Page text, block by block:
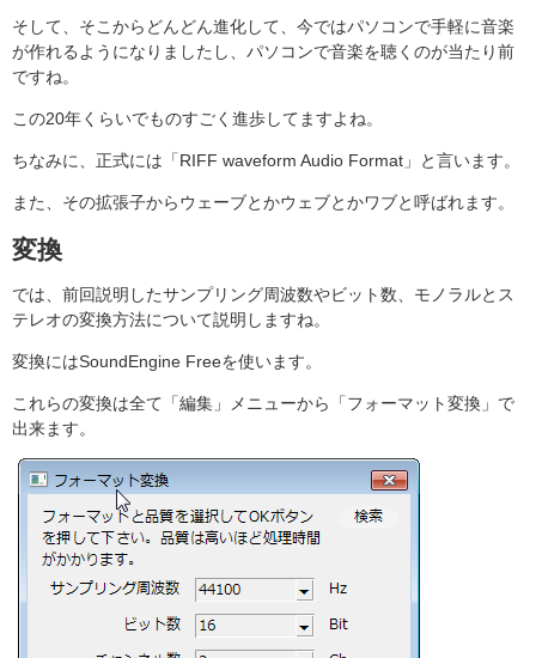
そして、そこからどんどん進化して、今ではパソコンで手軽に音楽
が作れるようになりましたし、パソコンで音楽を聴くのが当たり前
ですね。
この20年くらいでものすごく進歩してますよね。
ちなみに、正式には「RIFF waveform Audio Format」と言います。
また、その拡張子からウェーブとかウェブとかワブと呼ばれます。
変換
では、前回説明したサンプリング周波数やビット数、モノラルとス
テレオの変換方法について説明しますね。
変換にはSoundEngine Freeを使います。
これらの変換は全て「編集」メニューから「フォーマット変換」で
出来ます。